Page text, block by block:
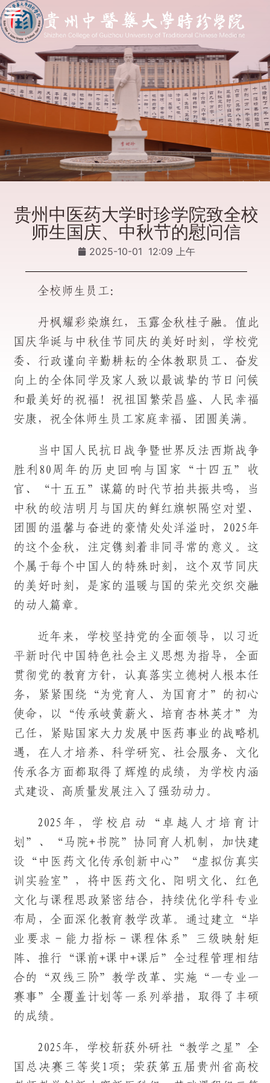
贵州中医药大学时珍学院致全校
师生国庆、中秋节的慰问信
2025-10-01 12:09 上午
全校师生员工：
丹枫耀彩染旗红，玉露金秋桂子融。值此
国庆华诞与中秋佳节同庆的美好时刻，学校党
委、行政谨向辛勤耕耘的全体教职员工、奋发
向上的全体同学及家人致以最诚挚的节日问候
和最美好的祝福！祝祖国繁荣昌盛、人民幸福
安康，祝全体师生员工家庭幸福、团圆美满。
当中国人民抗日战争暨世界反法西斯战争
胜利80周年的历史回响与国家“十四五”收
官、“十五五”谋篇的时代节拍共振共鸣，当
中秋的皎洁明月与国庆的鲜红旗帜隔空对望、
团圆的温馨与奋进的豪情处处洋溢时，2025年
的这个金秋，注定镌刻着非同寻常的意义。这
个属于每个中国人的特殊时刻，这个双节同庆
的美好时刻，是家的温暖与国的荣光交织交融
的动人篇章。
近年来，学校坚持党的全面领导，以习近
平新时代中国特色社会主义思想为指导，全面
贯彻党的教育方针，认真落实立德树人根本任
务，紧紧围绕“为党育人、为国育才”的初心
使命，以“传承岐黄薪火、培育杏林英才”为
己任，紧贴国家大力发展中医药事业的战略机
遇，在人才培养、科学研究、社会服务、文化
传承各方面都取得了辉煌的成绩，为学校内涵
式建设、高质量发展注入了强劲动力。
2025年，学校启动“卓越人才培育计
划”、“马院+书院”协同育人机制，加快建
设“中医药文化传承创新中心”“虚拟仿真实
训实验室”，将中医药文化、阳明文化、红色
文化与课程思政紧密结合，持续优化学科专业
布局，全面深化教育教学改革。通过建立“毕
业要求－能力指标－课程体系”三级映射矩
阵、推行“课前+课中+课后”全过程管理相结
合的“双线三阶”教学改革、实施“一专业一
赛事”全覆盖计划等一系列举措，取得了丰硕
的成绩。
2025年，学校斩获外研社“教学之星”全
国总决赛三等奖1项；荣获第五届贵州省高校